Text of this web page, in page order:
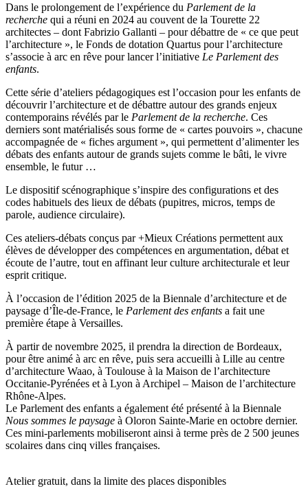
Dans le prolongement de l’expérience du Parlement de la
recherche qui a réuni en 2024 au couvent de la Tourette 22
architectes – dont Fabrizio Gallanti – pour débattre de « ce que peut
l’architecture », le Fonds de dotation Quartus pour l’architecture
s’associe à arc en rêve pour lancer l’initiative Le Parlement des
enfants.
Cette série d’ateliers pédagogiques est l’occasion pour les enfants de
découvrir l’architecture et de débattre autour des grands enjeux
contemporains révélés par le Parlement de la recherche. Ces
derniers sont matérialisés sous forme de « cartes pouvoirs », chacune
accompagnée de « fiches argument », qui permettent d’alimenter les
débats des enfants autour de grands sujets comme le bâti, le vivre
ensemble, le futur …
Le dispositif scénographique s’inspire des configurations et des
codes habituels des lieux de débats (pupitres, micros, temps de
parole, audience circulaire).
Ces ateliers-débats conçus par +Mieux Créations permettent aux
élèves de développer des compétences en argumentation, débat et
écoute de l’autre, tout en affinant leur culture architecturale et leur
esprit critique.
À l’occasion de l’édition 2025 de la Biennale d’architecture et de
paysage d’Île-de-France, le Parlement des enfants a fait une
première étape à Versailles.
À partir de novembre 2025, il prendra la direction de Bordeaux,
pour être animé à arc en rêve, puis sera accueilli à Lille au centre
d’architecture Waao, à Toulouse à la Maison de l’architecture
Occitanie-Pyrénées et à Lyon à Archipel – Maison de l’architecture
Rhône-Alpes.
Le Parlement des enfants a également été présenté à la Biennale
Nous sommes le paysage à Oloron Sainte-Marie en octobre dernier.
Ces mini-parlements mobiliseront ainsi à terme près de 2 500 jeunes
scolaires dans cinq villes françaises.
Atelier gratuit, dans la limite des places disponibles